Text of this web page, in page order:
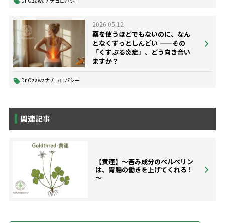
2026.05.12
薬を使うほどでもないのに、なん
となくずっとしんどい ——その
「くすぶる炎症」、どう向き合い
ますか？
Dr.Ozawaナチュロパシー
関連記事
【黄連】～苦み成分のベルベリン
は、胃腸の働きを上げてくれる！
～